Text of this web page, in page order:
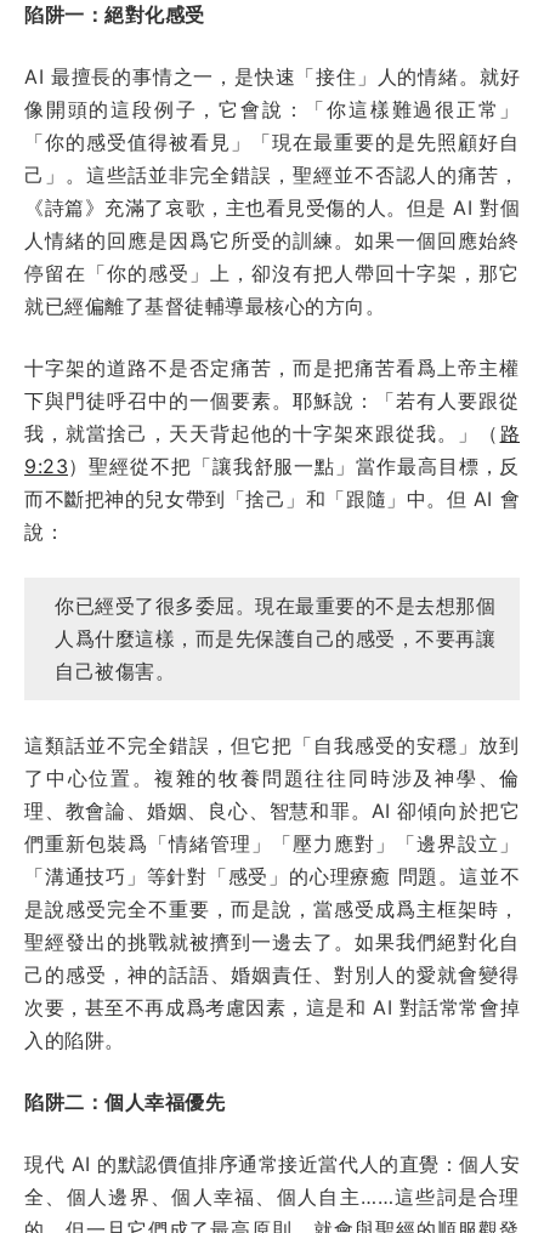
陷阱一：絕對化感受
AI 最擅長的事情之一，是快速「接住」人的情緒。就好
像開頭的這段例子，它會說：「你這樣難過很正常」
「你的感受值得被看見」「現在最重要的是先照顧好自
己」。這些話並非完全錯誤，聖經並不否認人的痛苦，
《詩篇》充滿了哀歌，主也看見受傷的人。但是 AI 對個
人情緒的回應是因爲它所受的訓練。如果一個回應始終
停留在「你的感受」上，卻沒有把人帶回十字架，那它
就已經偏離了基督徒輔導最核心的方向。
十字架的道路不是否定痛苦，而是把痛苦看爲上帝主權
下與門徒呼召中的一個要素。耶穌說：「若有人要跟從
我，就當捨己，天天背起他的十字架來跟從我。」（ 路
9:23）聖經從不把「讓我舒服一點」當作最高目標，反
而不斷把神的兒女帶到「捨己」和「跟隨」中。但 AI 會
說：
你已經受了很多委屈。現在最重要的不是去想那個
人爲什麼這樣，而是先保護自己的感受，不要再讓
自己被傷害。
這類話並不完全錯誤，但它把「自我感受的安穩」放到
了中心位置。複雜的牧養問題往往同時涉及神學、倫
理、教會論、婚姻、良心、智慧和罪。AI 卻傾向於把它
們重新包裝爲「情緒管理」「壓力應對」「邊界設立」
「溝通技巧」等針對「感受」的心理療癒 問題。這並不
是說感受完全不重要，而是說，當感受成爲主框架時，
聖經發出的挑戰就被擠到一邊去了。如果我們絕對化自
己的感受，神的話語、婚姻責任、對別人的愛就會變得
次要，甚至不再成爲考慮因素，這是和 AI 對話常常會掉
入的陷阱。
陷阱二：個人幸福優先
現代 AI 的默認價值排序通常接近當代人的直覺：個人安
全、個人邊界、個人幸福、個人自主……這些詞是合理